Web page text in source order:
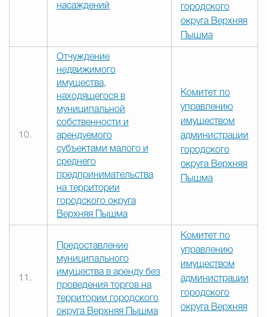
насаждений
городского
округа Верхняя
Пышма
10.
Отчуждение
недвижимого
имущества,
находящегося в
муниципальной
собственности и
арендуемого
субъектами малого и
среднего
предпринимательства
на территории
городского округа
Верхняя Пышма
Комитет по
управлению
имуществом
администрации
городского
округа Верхняя
Пышма
11.
Предоставление
муниципального
имущества в аренду без
проведения торгов на
территории городского
округа Верхняя Пышма
Комитет по
управлению
имуществом
администрации
городского
округа Верхняя